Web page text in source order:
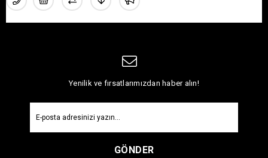
Yenilik ve fırsatlarımızdan haber alın!
GÖNDER